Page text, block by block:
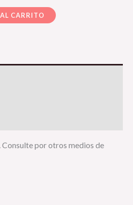
CARRITO
por otros medios de